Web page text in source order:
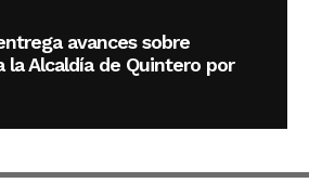
avances sobre
la Alcaldía de Quintero por